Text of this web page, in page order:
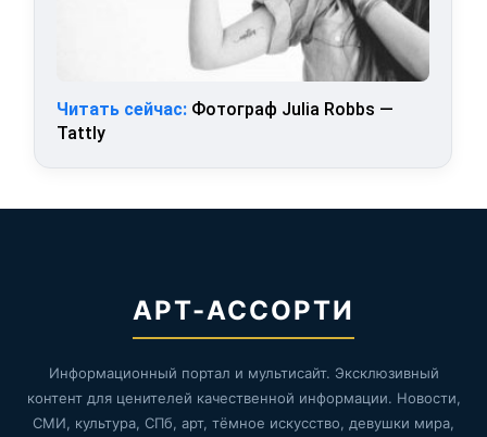
Читать сейчас: Фотограф Julia Robbs —
Tattly
АРТ-АССОРТИ
Информационный портал и мультисайт. Эксклюзивный
контент для ценителей качественной информации. Новости,
СМИ, культура, СПб, арт, тёмное искусство, девушки мира,